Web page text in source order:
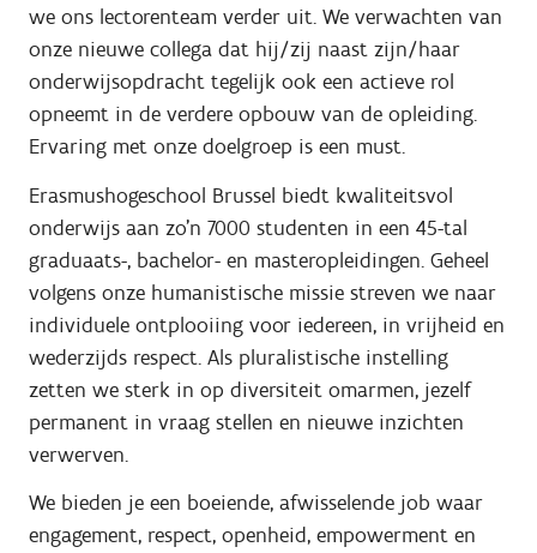
we ons lectorenteam verder uit. We verwachten van
onze nieuwe collega dat hij/zij naast zijn/haar
onderwijsopdracht tegelijk ook een actieve rol
opneemt in de verdere opbouw van de opleiding.
Ervaring met onze doelgroep is een must.
​Erasmushogeschool Brussel biedt kwaliteitsvol
onderwijs aan zo’n 7000 studenten in een 45-tal
graduaats-, bachelor- en masteropleidingen. Geheel
volgens onze humanistische missie streven we naar
individuele ontplooiing voor iedereen, in vrijheid en
wederzijds respect. Als pluralistische instelling
zetten we sterk in op diversiteit omarmen, jezelf
permanent in vraag stellen en nieuwe inzichten
verwerven.
We bieden je een boeiende, afwisselende job waar
engagement, respect, openheid, empowerment en